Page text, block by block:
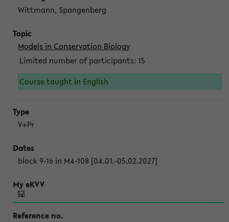
Wittmann, Spangenberg
Models in Conservation Biology
Limited number of participants: 15
Course taught in English
V+Pr
block 9-16 in M4-108 [04.01.-05.02.2027]